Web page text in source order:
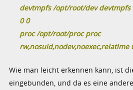
devtmpfs /opt/root/dev devtmpfs
0 0
proc /opt/root/proc proc
rw,nosuid,nodev,noexec,relatime
Wie man leicht erkennen kann, ist
eingebunden, und da es eine